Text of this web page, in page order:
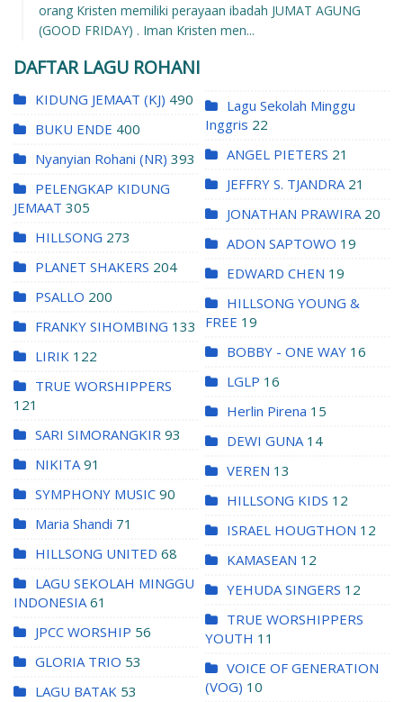
orang Kristen memiliki perayaan ibadah JUMAT AGUNG
(GOOD FRIDAY) . Iman Kristen men...
DAFTAR LAGU ROHANI
KIDUNG JEMAAT (KJ) 490
BUKU ENDE 400
Nyanyian Rohani (NR) 393
PELENGKAP KIDUNG
JEMAAT 305
HILLSONG 273
PLANET SHAKERS 204
PSALLO 200
FRANKY SIHOMBING 133
LIRIK 122
TRUE WORSHIPPERS
121
SARI SIMORANGKIR 93
NIKITA 91
SYMPHONY MUSIC 90
Maria Shandi 71
HILLSONG UNITED 68
LAGU SEKOLAH MINGGU
INDONESIA 61
JPCC WORSHIP 56
GLORIA TRIO 53
LAGU BATAK 53
Lagu Sekolah Minggu
Inggris 22
ANGEL PIETERS 21
JEFFRY S. TJANDRA 21
JONATHAN PRAWIRA 20
ADON SAPTOWO 19
EDWARD CHEN 19
HILLSONG YOUNG &
FREE 19
BOBBY - ONE WAY 16
LGLP 16
Herlin Pirena 15
DEWI GUNA 14
VEREN 13
HILLSONG KIDS 12
ISRAEL HOUGTHON 12
KAMASEAN 12
YEHUDA SINGERS 12
TRUE WORSHIPPERS
YOUTH 11
VOICE OF GENERATION
(VOG) 10